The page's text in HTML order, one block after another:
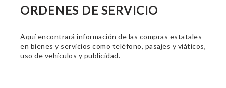
ORDENES DE SERVICIO
Aquí encontrará información de las compras estatales
en bienes y servicios como teléfono, pasajes y viáticos,
uso de vehículos y publicidad.